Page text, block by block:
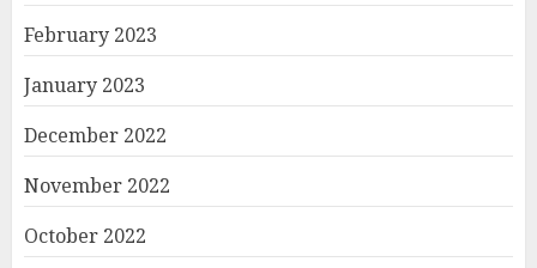
February 2023
January 2023
December 2022
November 2022
October 2022